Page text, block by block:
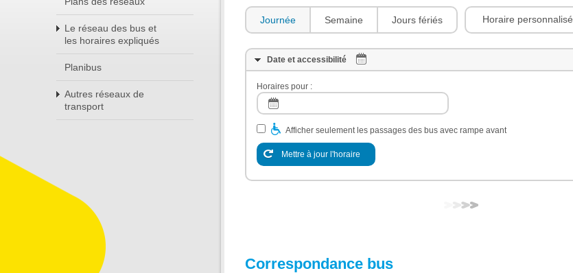
Le réseau des bus et
les horaires expliqués
Planibus
Autres réseaux de
transport
Journée Semaine Jours fériés Horaire personnalisé
Date et accessibilité
Horaires pour :
Afficher seulement les passages des bus avec rampe avant
Mettre à jour l'horaire
Correspondance bus